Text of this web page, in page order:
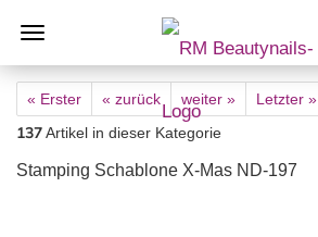
« Erster « zurück weiter » Letzter »
137Artikel in dieser Kategorie
Stamping Schablone X-Mas ND-197